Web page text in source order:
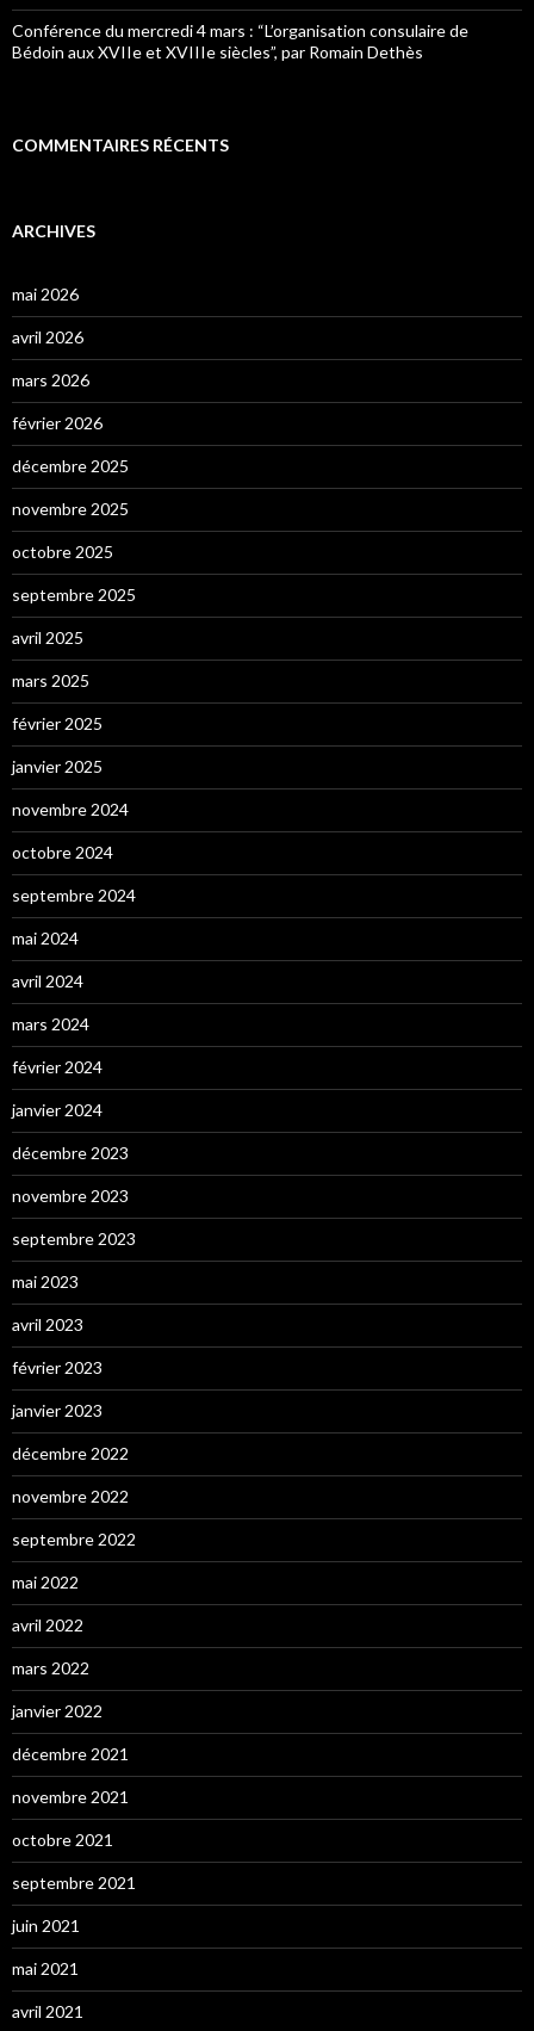
Conférence du mercredi 4 mars : “L’organisation consulaire de
Bédoin aux XVIIe et XVIIIe siècles”, par Romain Dethès
COMMENTAIRES RÉCENTS
ARCHIVES
mai 2026
avril 2026
mars 2026
février 2026
décembre 2025
novembre 2025
octobre 2025
septembre 2025
avril 2025
mars 2025
février 2025
janvier 2025
novembre 2024
octobre 2024
septembre 2024
mai 2024
avril 2024
mars 2024
février 2024
janvier 2024
décembre 2023
novembre 2023
septembre 2023
mai 2023
avril 2023
février 2023
janvier 2023
décembre 2022
novembre 2022
septembre 2022
mai 2022
avril 2022
mars 2022
janvier 2022
décembre 2021
novembre 2021
octobre 2021
septembre 2021
juin 2021
mai 2021
avril 2021